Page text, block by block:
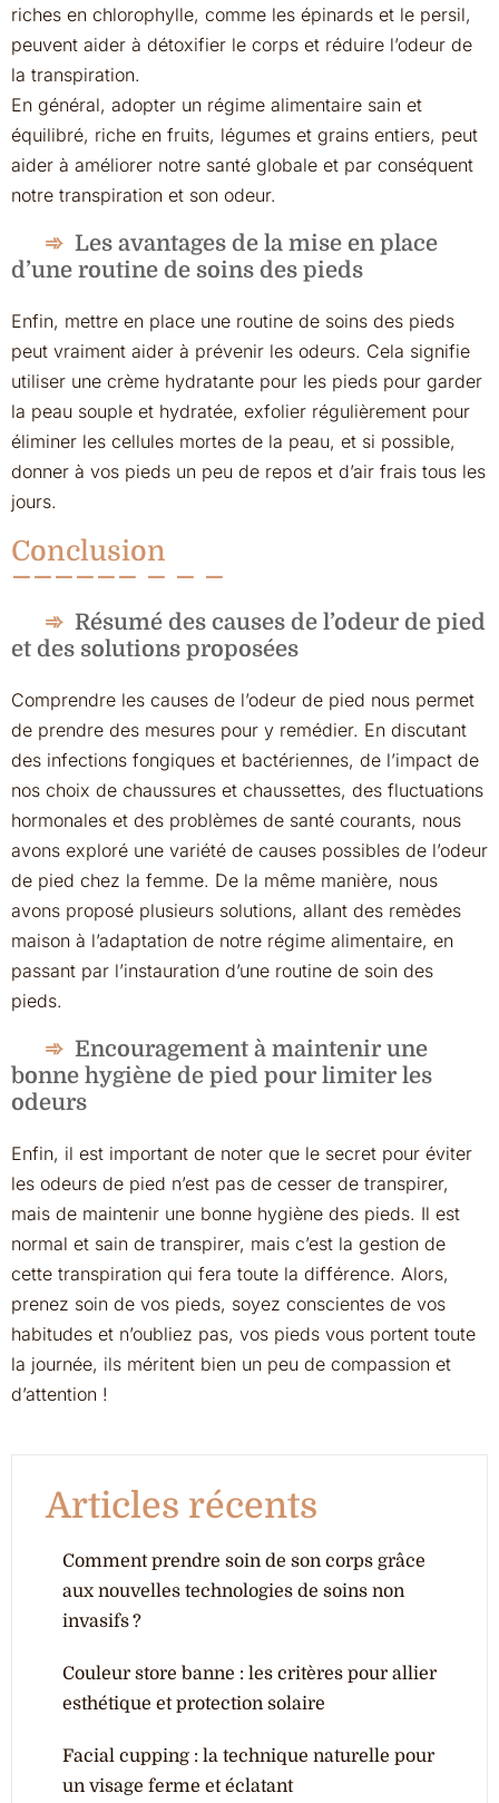
riches en chlorophylle, comme les épinards et le persil,
peuvent aider à détoxifier le corps et réduire l’odeur de
la transpiration.
En général, adopter un régime alimentaire sain et
équilibré, riche en fruits, légumes et grains entiers, peut
aider à améliorer notre santé globale et par conséquent
notre transpiration et son odeur.
Les avantages de la mise en place
d’une routine de soins des pieds
Enfin, mettre en place une routine de soins des pieds
peut vraiment aider à prévenir les odeurs. Cela signifie
utiliser une crème hydratante pour les pieds pour garder
la peau souple et hydratée, exfolier régulièrement pour
éliminer les cellules mortes de la peau, et si possible,
donner à vos pieds un peu de repos et d’air frais tous les
jours.
Conclusion
Résumé des causes de l’odeur de pied
et des solutions proposées
Comprendre les causes de l’odeur de pied nous permet
de prendre des mesures pour y remédier. En discutant
des infections fongiques et bactériennes, de l’impact de
nos choix de chaussures et chaussettes, des fluctuations
hormonales et des problèmes de santé courants, nous
avons exploré une variété de causes possibles de l’odeur
de pied chez la femme. De la même manière, nous
avons proposé plusieurs solutions, allant des remèdes
maison à l’adaptation de notre régime alimentaire, en
passant par l’instauration d’une routine de soin des
pieds.
Encouragement à maintenir une
bonne hygiène de pied pour limiter les
odeurs
Enfin, il est important de noter que le secret pour éviter
les odeurs de pied n’est pas de cesser de transpirer,
mais de maintenir une bonne hygiène des pieds. Il est
normal et sain de transpirer, mais c’est la gestion de
cette transpiration qui fera toute la différence. Alors,
prenez soin de vos pieds, soyez conscientes de vos
habitudes et n’oubliez pas, vos pieds vous portent toute
la journée, ils méritent bien un peu de compassion et
d’attention !
Articles récents
Comment prendre soin de son corps grâce
aux nouvelles technologies de soins non
invasifs ?
Couleur store banne : les critères pour allier
esthétique et protection solaire
Facial cupping : la technique naturelle pour
un visage ferme et éclatant